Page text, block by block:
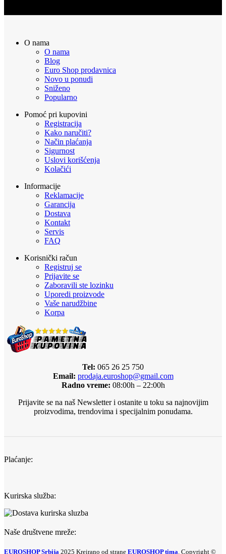
O nama
O nama
Blog
Euro Shop prodavnica
Novo u ponudi
Sniženo
Popularno
Pomoć pri kupovini
Registracija
Kako naručiti?
Način plaćanja
Sigurnost
Uslovi korišćenja
Kolačići
Informacije
Reklamacije
Garancija
Dostava
Kontakt
Servis
FAQ
Korisnički račun
Registruj se
Prijavite se
Zaboravili ste lozinku
Uporedi proizvode
Vaše narudžbine
Korpa
Tel: 065 26 25 750
Email: prodaja.euroshop@gmail.com
Radno vreme: 08:00h – 22:00h
Prijavite se na naš Newsletter i ostanite u toku sa najnovijim
proizvodima, trendovima i specijalnim ponudama.
Plaćanje:
Kurirska služba:
Naše društvene mreže:
EUROSHOP Srbija 2025 Kreirano od strane EUROSHOP tima . Copyright ©